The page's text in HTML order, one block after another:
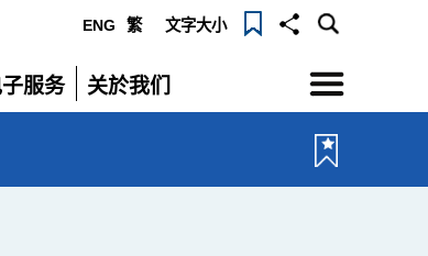
ENG 繁 文字大小
服务
关於我们
展
选
单